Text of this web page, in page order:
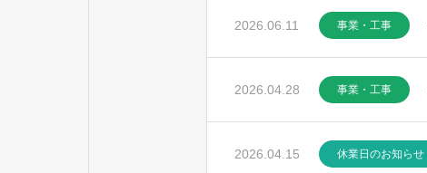
2026.06.11 事業・工事
2026.04.28 事業・工事
2026.04.15 休業日のお知らせ